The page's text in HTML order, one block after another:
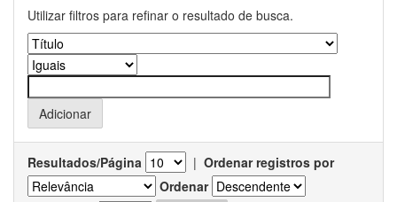
Utilizar filtros para refinar o resultado de busca.
Resultados/Página | Ordenar registros por
Ordenar